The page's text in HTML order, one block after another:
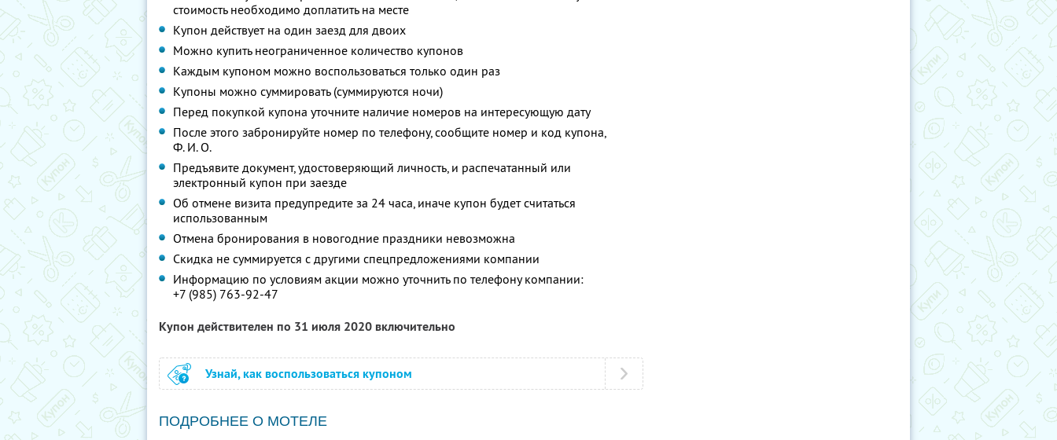
стоимость необходимо доплатить на месте
Купон действует на один заезд для двоих
Можно купить неограниченное количество купонов
Каждым купоном можно воспользоваться только один раз
Купоны можно суммировать (суммируются ночи)
Перед покупкой купона уточните наличие номеров на интересующую дату
После этого забронируйте номер по телефону, сообщите номер и код купона,
Ф. И. О.
Предъявите документ, удостоверяющий личность, и распечатанный или
электронный купон при заезде
Об отмене визита предупредите за 24 часа, иначе купон будет считаться
использованным
Отмена бронирования в новогодние праздники невозможна
Скидка не суммируется с другими спецпредложениями компании
Информацию по условиям акции можно уточнить по телефону компании:
+7 (985) 763-92-47
Купон действителен по 31 июля 2020 включительно
Узнай, как воспользоваться купоном
ПОДРОБНЕЕ О МОТЕЛЕ